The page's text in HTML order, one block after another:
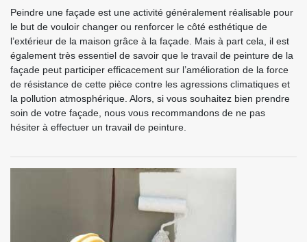
Peindre une façade est une activité généralement réalisable pour
le but de vouloir changer ou renforcer le côté esthétique de
l’extérieur de la maison grâce à la façade. Mais à part cela, il est
également très essentiel de savoir que le travail de peinture de la
façade peut participer efficacement sur l’amélioration de la force
de résistance de cette pièce contre les agressions climatiques et
la pollution atmosphérique. Alors, si vous souhaitez bien prendre
soin de votre façade, nous vous recommandons de ne pas
hésiter à effectuer un travail de peinture.